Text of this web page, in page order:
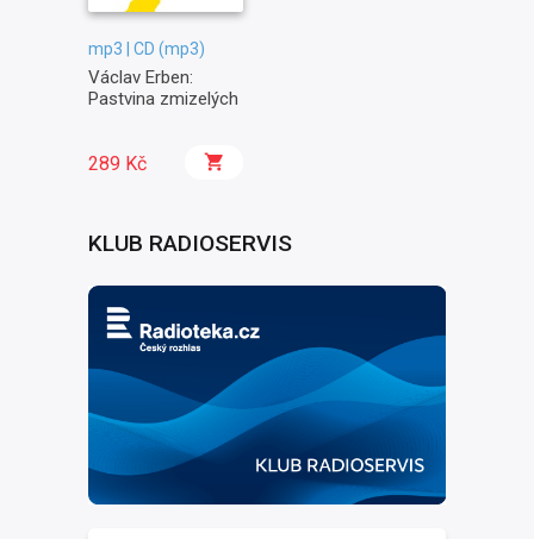
mp3 | CD (mp3)
Václav Erben:
Pastvina zmizelých
289 Kč
KLUB RADIOSERVIS